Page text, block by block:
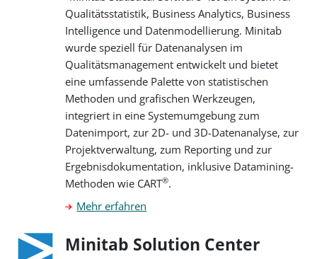
Qualitätsstatistik, Business Analytics, Business
Intelligence und Datenmodellierung. Minitab
wurde speziell für Datenanalysen im
Qualitätsmanagement entwickelt und bietet
eine umfassende Palette von statistischen
Methoden und grafischen Werkzeugen,
integriert in eine Systemumgebung zum
Datenimport, zur 2D- und 3D-Datenanalyse, zur
Projektverwaltung, zum Reporting und zur
Ergebnisdokumentation, inklusive Datamining-
Methoden wie CART®.
Mehr erfahren
Minitab Solution Center